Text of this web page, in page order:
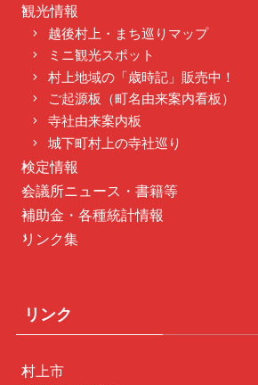
観光情報
越後村上・まち巡りマップ
ミニ観光スポット
村上地域の「歳時記」販売中！
ご起源板（町名由来案内看板）
寺社由来案内板
城下町村上の寺社巡り
検定情報
会議所ニュース・書籍等
補助金・各種統計情報
リンク集
リンク
村上市